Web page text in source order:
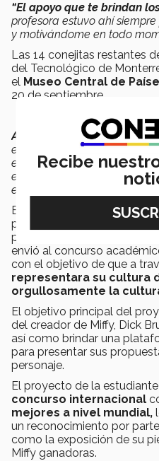
“El apoyo que te brindan
profesora estuvo ahí
y motivándome en todo
Las 14 conejitas restantes
del Tecnológico de
el Museo Central de
20 de septiembre.
Aclaración:
Esta nota fue
elementos ante dudas
este proyecto que no
eran imprecisos en la versión
este texto aclaratorio:
El diseño y bordado
preparatoria María
proyecto final de una
envió al concurso
con el objetivo de que a
representara su cultura
orgullosamente la
El objetivo principal del
del creador de Miffy, Dick
así como brindar una
para presentar sus
personaje.
El proyecto de la estudiante
concurso internacional
mejores a nivel mundial,
un reconocimiento por
como la exposición de su
Miffy ganadoras.
Recibe